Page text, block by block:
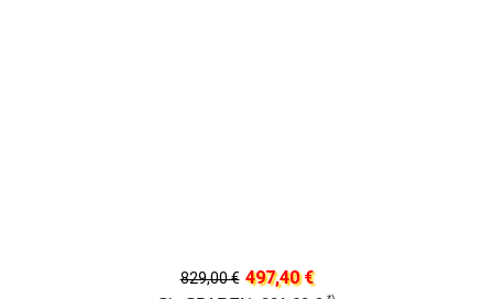
829,00 € 497,40 €